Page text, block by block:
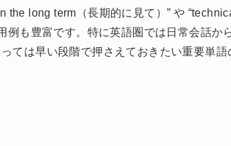
the long term（長期的に見て）” や
例も豊富です。特に英語圏では日常会話か
ては早い段階で押さえておきたい重要単語